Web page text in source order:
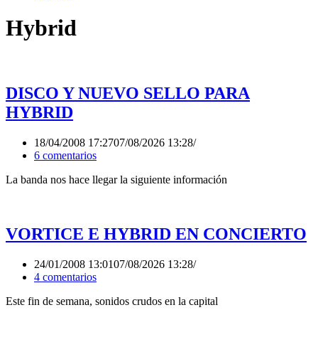
Hybrid
DISCO Y NUEVO SELLO PARA
HYBRID
18/04/2008 17:2707/08/2026 13:28
6 comentarios
La banda nos hace llegar la siguiente información
VORTICE E HYBRID EN CONCIERTO
24/01/2008 13:0107/08/2026 13:28
4 comentarios
Este fin de semana, sonidos crudos en la capital